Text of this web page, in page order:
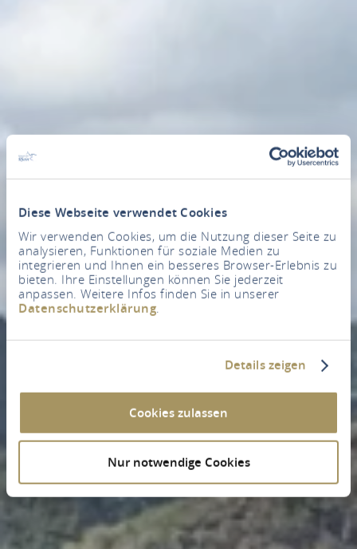
Diese Webseite verwendet Cookies
Wir verwenden Cookies, um die Nutzung dieser Seite zu
analysieren, Funktionen für soziale Medien zu
integrieren und Ihnen ein besseres Browser-Erlebnis zu
bieten. Ihre Einstellungen können Sie jederzeit
anpassen. Weitere Infos finden Sie in unserer
Datenschutzerklärung.
Details zeigen
Cookies zulassen
Nur notwendige Cookies